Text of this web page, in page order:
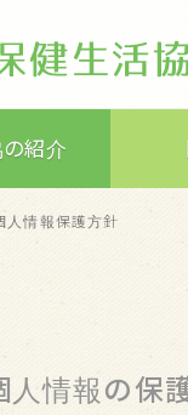
紹介
人情報保護方針
人情報の保